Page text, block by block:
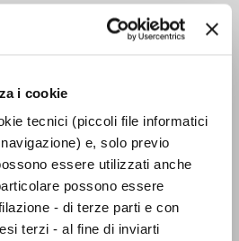
i cookie
tecnici (piccoli file informatici
e, solo previo
essere utilizzati anche
possono essere
- di terze parti e con
terzi - al fine di inviarti